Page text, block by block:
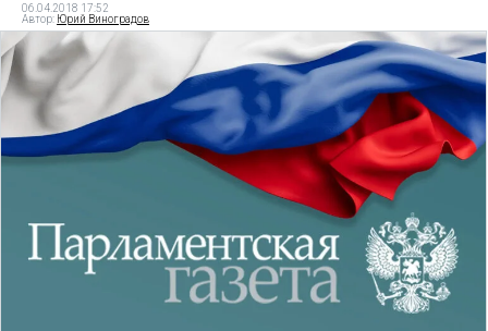
06.04.2018 17:52
Автор: Юрий Виноградов